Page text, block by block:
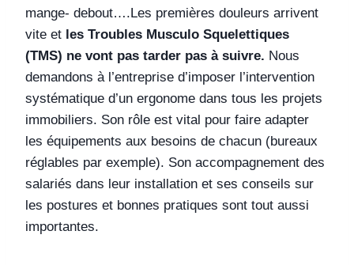
mange- debout….Les premières douleurs arrivent
vite et les Troubles Musculo Squelettiques
(TMS) ne vont pas tarder pas à suivre. Nous
demandons à l’entreprise d’imposer l’intervention
systématique d’un ergonome dans tous les projets
immobiliers. Son rôle est vital pour faire adapter
les équipements aux besoins de chacun (bureaux
réglables par exemple). Son accompagnement des
salariés dans leur installation et ses conseils sur
les postures et bonnes pratiques sont tout aussi
importantes.